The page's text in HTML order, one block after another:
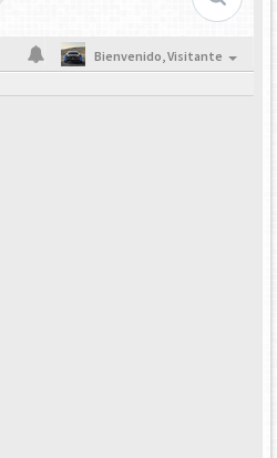
Bienvenido,Visitante